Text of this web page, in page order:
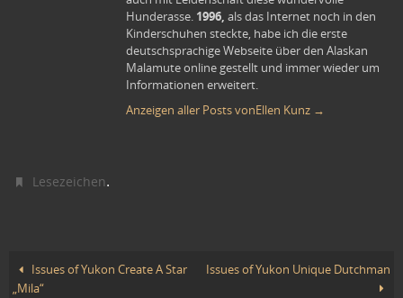
Hunderasse. 1996, als das Internet noch in den
Kinderschuhen steckte, habe ich die erste
deutschsprachige Webseite über den Alaskan
Malamute online gestellt und immer wieder um
Informationen erweitert.
Anzeigen aller Posts vonEllen Kunz →
Lesezeichen.
Issues of Yukon Create A Star
„Mila“
Issues of Yukon Unique Dutchman